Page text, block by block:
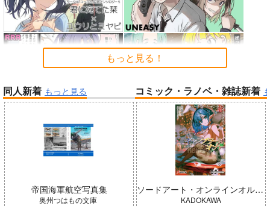
魔王マーラ煩悩学園 ～勇者、教師に 時々ボソッとロシア語でデレる勇者
のアーリャさん
帝国機神ヴォルカミオン 2 ふかふかダンジョン攻略記 19
Peachful Story(通常盤)/桃鈴 アイドルマスター ミリオンラ
インゴクダンチ
もっと見る！
同人新着 もっと見る
帝国海軍航空写真集
奥州つはもの文庫
コミック・ラノベ・雑誌新着
ソードアート・オンラインオルタナティブギャンブラーズ・オナー
KADOKAWA